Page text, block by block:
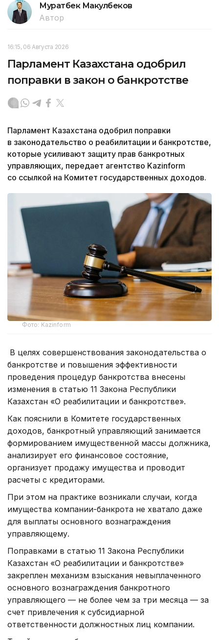
Муратбек Макулбеков
Автор
16:15, 06 Августа 2026
Парламент Казахстана одобрил
поправки в закон о банкротстве
Парламент Казахстана одобрил поправки
в законодательство о реабилитации и банкротстве,
которые усиливают защиту прав банкротных
управляющих, передает агентство Kazinform
со ссылкой на Комитет государственных доходов.
Фото: Kazinform
В целях совершенствования законодательства о
банкротстве и повышения эффективности
проведения процедур банкротства внесены
изменения в статью 11 Закона Республики
Казахстан «О реабилитации и банкротстве».
Как пояснили в Комитете государственных
доходов, банкротный управляющий занимается
формированием имущественной массы должника,
анализирует его финансовое состояние,
организует продажу имущества и проводит
расчеты с кредиторами.
При этом на практике возникали случаи, когда
имущества компании-банкрота не хватало даже
для выплаты основного вознаграждения
управляющему.
Поправками в статью 11 Закона Республики
Казахстан «О реабилитации и банкротстве»
закреплен механизм взыскания невыплаченного
основного вознаграждения банкротного
управляющего — не более чем за три месяца — за
счет привлечения к субсидиарной
ответственности должностных лиц компании.